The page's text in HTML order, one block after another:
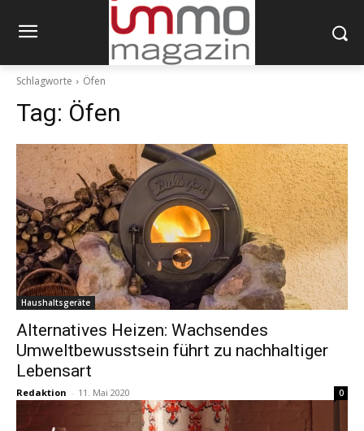
Schlagworte Öfen
Tag: Öfen
Haushaltsgeräte
Alternatives Heizen: Wachsendes
Umweltbewusstsein führt zu nachhaltiger
Lebensart
Redaktion - 11. Mai 2020 0